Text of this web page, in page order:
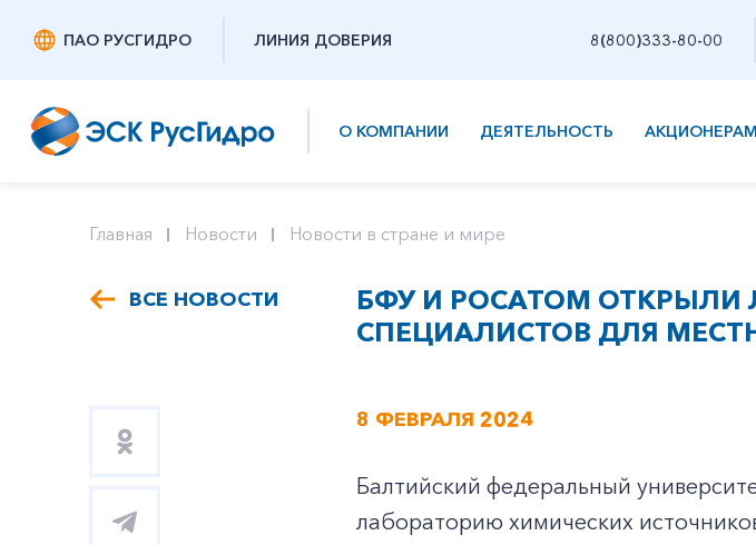
ПАО РУСГИДРО ЛИНИЯ ДОВЕРИЯ 8(800)333-80-00
О КОМПАНИИ ДЕЯТЕЛЬНОСТЬ
Главная Новости Новости в стране и мире
ВСЕ НОВОСТИ
БФУ И РОСАТОМ
СПЕЦИАЛИСТОВ ДЛЯ
8 ФЕВРАЛЯ 2024
Балтийский федеральный
лабораторию химических